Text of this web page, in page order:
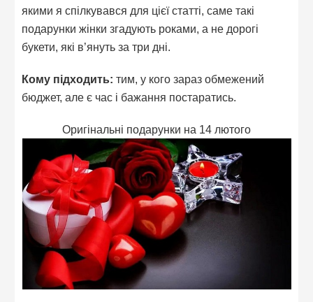
якими я спілкувався для цієї статті, саме такі
подарунки жінки згадують роками, а не дорогі
букети, які в’януть за три дні.
Кому підходить: тим, у кого зараз обмежений
бюджет, але є час і бажання постаратись.
Оригінальні подарунки на 14 лютого